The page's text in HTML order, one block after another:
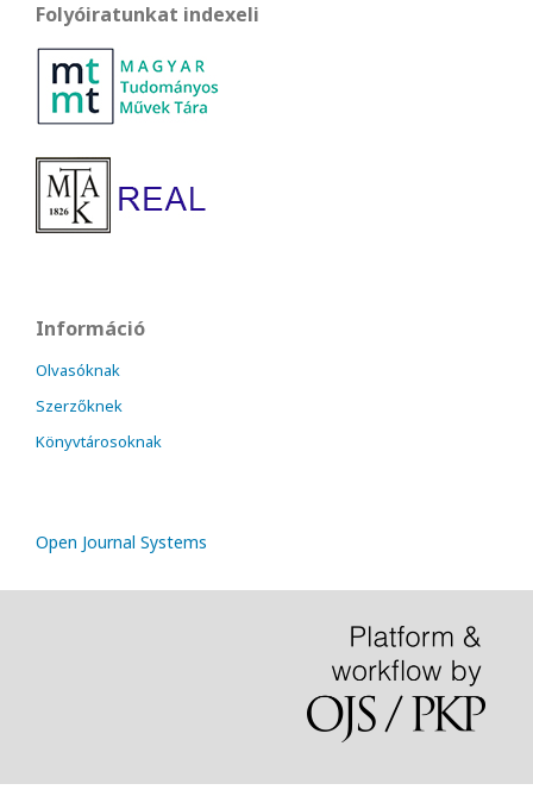
Folyóiratunkat indexeli
Információ
Olvasóknak
Szerzőknek
Könyvtárosoknak
Open Journal Systems